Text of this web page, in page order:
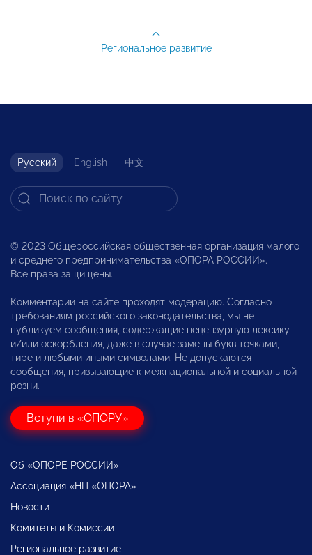
Региональное развитие
Русский English 中文
© 2023 Общероссийская общественная организация малого
и среднего предпринимательства «ОПОРА РОССИИ».
Все права защищены.
Комментарии на сайте проходят модерацию. Согласно
требованиям российского законодательства, мы не
публикуем сообщения, содержащие нецензурную лексику
и/или оскорбления, даже в случае замены букв точками,
тире и любыми иными символами. Не допускаются
сообщения, призывающие к межнациональной и социальной
розни.
Вступи в «ОПОРУ»
Об «ОПОРЕ РОССИИ»
Ассоциация «НП «ОПОРА»
Новости
Комитеты и Комиссии
Региональное развитие